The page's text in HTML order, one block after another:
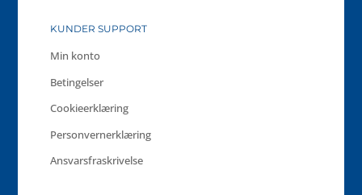
KUNDER SUPPORT
Min konto
Betingelser
Cookieerklæring
Personvernerklæring
Ansvarsfraskrivelse